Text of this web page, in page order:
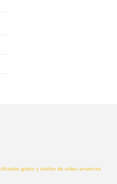
gratis y tablón de video anuncios